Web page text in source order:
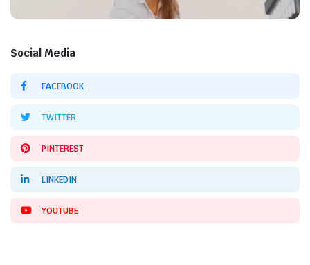
Social Media
FACEBOOK
TWITTER
PINTEREST
LINKEDIN
YOUTUBE